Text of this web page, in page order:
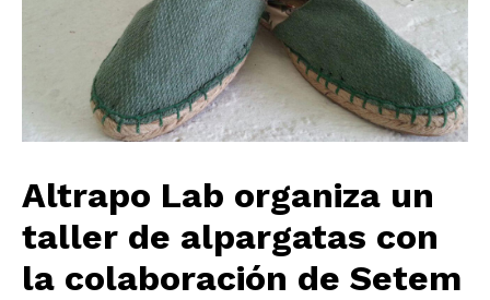
Altrapo Lab organiza un
taller de alpargatas con
la colaboración de Setem